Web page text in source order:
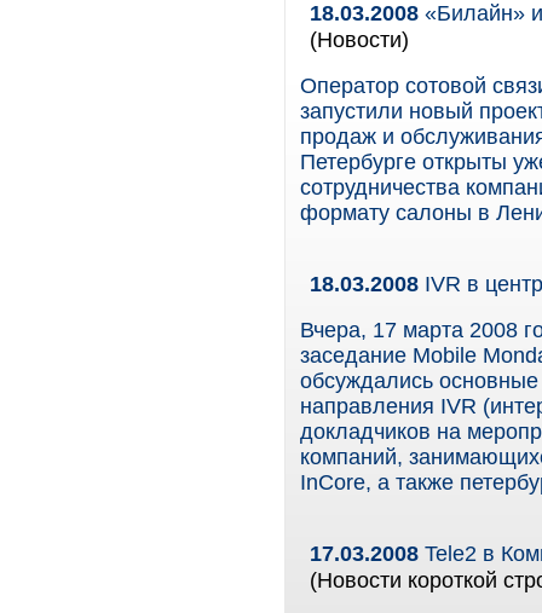
18.03.2008 «Билайн»
(Новости)
Оператор сотовой
запустили новый
продаж и
Петербурге открыты
сотрудничества
формату салоны в
18.03.2008 IVR в
Вчера, 17 марта 2008
заседание Mobile
обсуждались
направления IVR
докладчиков на
компаний,
InCore, а также
17.03.2008 Tele2 в
(Новости короткой